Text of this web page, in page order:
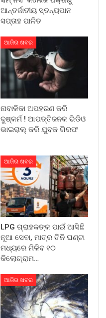
ଆନ୍ତର୍ଜାତୀୟ ସ୍ତନ୍ୟପାନ
ସପ୍ତାହ ପାଳିତ
ଆଜିର ଖବର
ନାବାଳିକା ଅପହରଣ କରି
ଦୁଷ୍କର୍ମ ! ଆପତ୍ତିଜନକ ଭିଡିଓ
ଭାଇରାଲ୍ କରି ଯୁବକ ଗିରଫ
ଆଜିର ଖବର
LPG ଗ୍ରାହକଙ୍କ ପାଇଁ ଆସିଛି
ନୂଆ ସେବା, ମାତ୍ର ତିନି ଘଣ୍ଟା
ମଧ୍ୟରେ ମିଳିବ ୧୦
କିଲୋଗ୍ରାମ…
ଆଜିର ଖବର